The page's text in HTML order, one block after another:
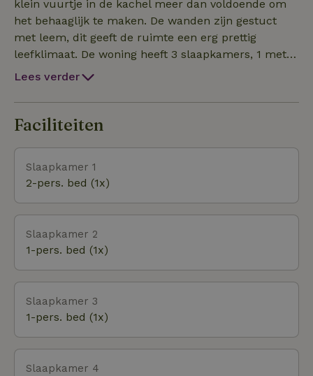
goed te bereiken.
klein vuurtje in de kachel meer dan voldoende om
het behaaglijk te maken. De wanden zijn gestuct
met leem, dit geeft de ruimte een erg prettig
leefklimaat. De woning heeft 3 slaapkamers, 1 met
een kingsize bed en 2 met een 1 persoonsbed.
beschikbaar. De woonkamer heeft in twee richtingen
honderden meters uitzicht. Komen jullie genieten in
Lees verder
Faciliteiten
Slaapkamer 1
2-pers. bed (1x)
Slaapkamer 2
1-pers. bed (1x)
Slaapkamer 3
1-pers. bed (1x)
Slaapkamer 4